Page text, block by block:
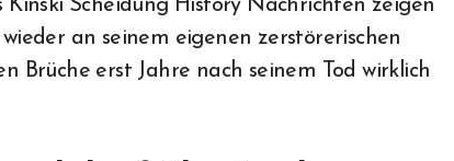
Scheidung History Nachrichten zeigen
an seinem eigenen zerstörerischen
Brüche erst Jahre nach seinem Tod wirklich